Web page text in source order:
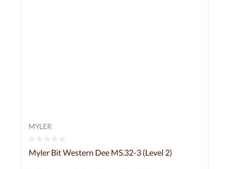
MYLER
Durchschnittliche Bewertung von 0 von 5 Sternen
Myler Bit Western Dee MS.32-3 (Level 2)